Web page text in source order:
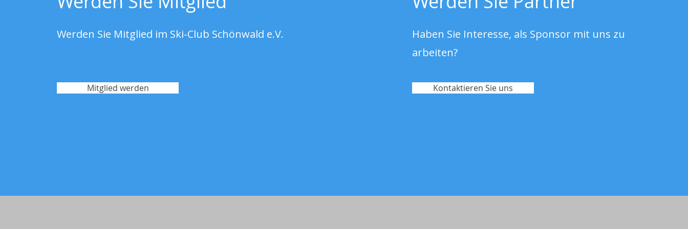
Werden Sie Mitglied im Ski-Club Schönwald e.V.
Mitglied werden
Haben Sie Interesse, als Sponsor mit uns zu
arbeiten?
Kontaktieren Sie uns